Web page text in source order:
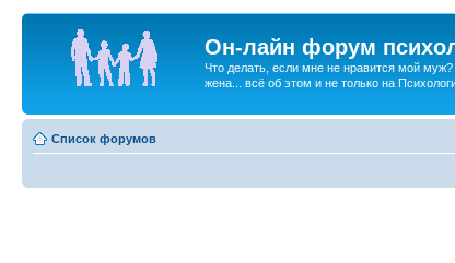
Он-лайн форум
Что делать, если мне не нравится мой
жена... всё об этом и не только на
Список форумов